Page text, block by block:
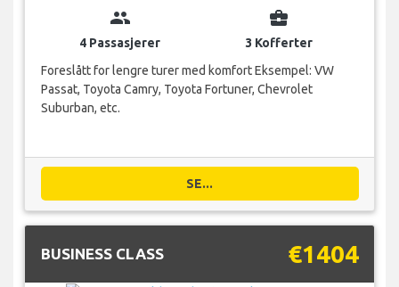
group
4 Passasjerer
business_center
3 Kofferter
Foreslått for lengre turer med komfort Eksempel: VW
Passat, Toyota Camry, Toyota Fortuner, Chevrolet
Suburban, etc.
SE...
BUSINESS CLASS €1404